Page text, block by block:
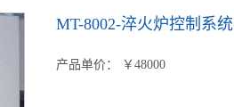
MT-8002-淬火炉控制系统
产品单价： ￥48000